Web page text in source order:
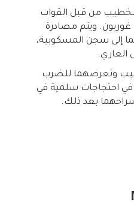
الخطيب من قبل القوات
غوريون. ويتم مصادرة
إلى سجن المسكوبية،
الخطيب وتعرضهما للضرب
في احتجاجات سلمية في
بعد ذلك.